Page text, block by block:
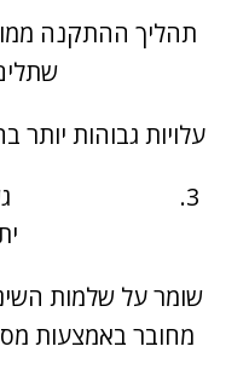
תהליך ההתקנה
עלויות גבוהות יותר
שומר על שלמות
מחובר באמצעות